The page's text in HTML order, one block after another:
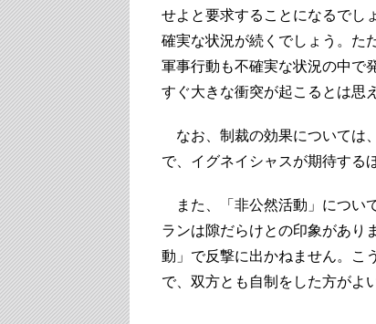
せよと要求することになるでし
確実な状況が続くでしょう。た
軍事行動も不確実な状況の中で
すぐ大きな衝突が起こるとは思
なお、制裁の効果については
で、イグネイシャスが期待する
また、「非公然活動」につい
ランは隙だらけとの印象があり
動」で反撃に出かねません。こ
で、双方とも自制をした方がよ